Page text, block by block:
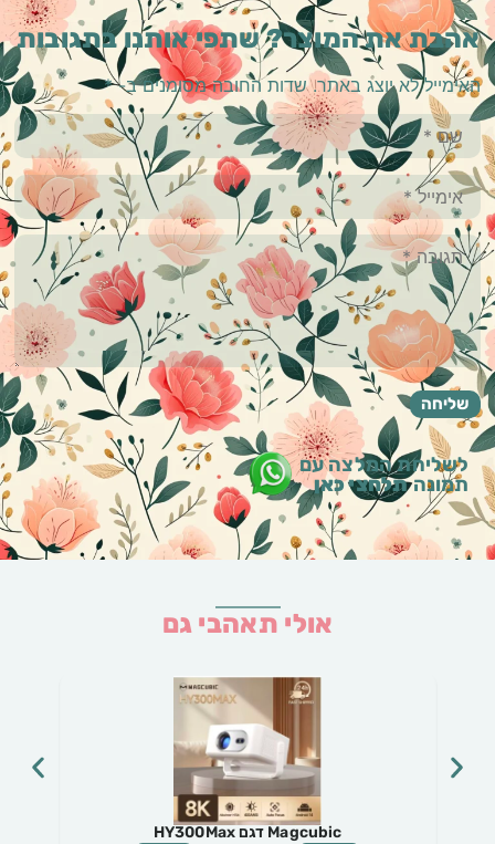
אהבת את המוצר? שתפי אותנו בתגובות
האימייל לא יוצג באתר. שדות החובה מסומנים ב-*
לשליחת המלצה עם
תמונהתלחצי כאן
אולי תאהבי גם
Magcubic דגם HY300 Pro +